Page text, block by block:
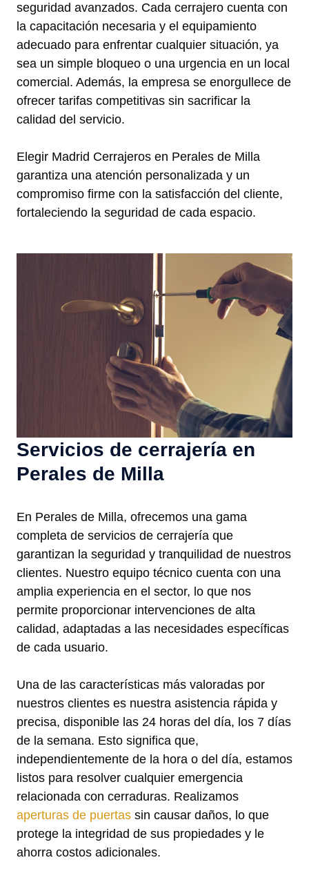
seguridad avanzados. Cada cerrajero cuenta con
la capacitación necesaria y el equipamiento
adecuado para enfrentar cualquier situación, ya
sea un simple bloqueo o una urgencia en un local
comercial. Además, la empresa se enorgullece de
ofrecer tarifas competitivas sin sacrificar la
calidad del servicio.
Elegir Madrid Cerrajeros en Perales de Milla
garantiza una atención personalizada y un
compromiso firme con la satisfacción del cliente,
fortaleciendo la seguridad de cada espacio.
Servicios de cerrajería en
Perales de Milla
En Perales de Milla, ofrecemos una gama
completa de servicios de cerrajería que
garantizan la seguridad y tranquilidad de nuestros
clientes. Nuestro equipo técnico cuenta con una
amplia experiencia en el sector, lo que nos
permite proporcionar intervenciones de alta
calidad, adaptadas a las necesidades específicas
de cada usuario.
Una de las características más valoradas por
nuestros clientes es nuestra asistencia rápida y
precisa, disponible las 24 horas del día, los 7 días
de la semana. Esto significa que,
independientemente de la hora o del día, estamos
listos para resolver cualquier emergencia
relacionada con cerraduras. Realizamos
aperturas de puertas sin causar daños, lo que
protege la integridad de sus propiedades y le
ahorra costos adicionales.